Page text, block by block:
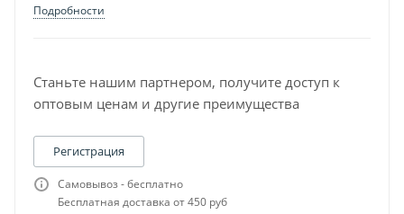
Подробности
Станьте нашим партнером, получите доступ к
оптовым ценам и другие преимущества
Регистрация
Самовывоз - бесплатно
Бесплатная доставка от 450 руб